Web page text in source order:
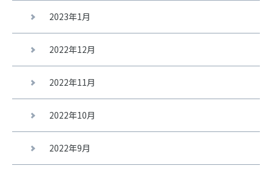
2023年1月
2022年12月
2022年11月
2022年10月
2022年9月